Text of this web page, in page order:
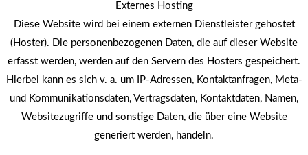
Externes Hosting
Diese Website wird bei einem externen Dienstleister gehostet
(Hoster). Die personenbezogenen Daten, die auf dieser Website
erfasst werden, werden auf den Servern des Hosters gespeichert.
Hierbei kann es sich v. a. um IP-Adressen, Kontaktanfragen, Meta-
und Kommunikationsdaten, Vertragsdaten, Kontaktdaten, Namen,
Websitezugriffe und sonstige Daten, die über eine Website
generiert werden, handeln.